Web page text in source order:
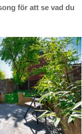
för att se vad du